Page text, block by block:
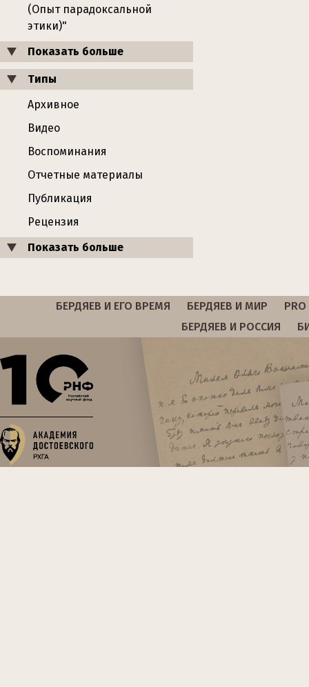
(Опыт парадоксальной
этики)"
Показать больше
Типы
Архивное
Видео
Воспоминания
Отчетные материалы
Публикация
Рецензия
Показать больше
БЕРДЯЕВ И ЕГО ВРЕМЯ БЕРДЯЕВ И МИР
PRO
БЕРДЯЕВ И РОССИЯ